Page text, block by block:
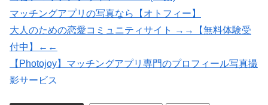
マッチングアプリの写真なら【オトフィー】
大人のための恋愛コミュニティサイト →→【無料体験受
付中】←←
【Photojoy】マッチングアプリ専門のプロフィール写真撮
影サービス